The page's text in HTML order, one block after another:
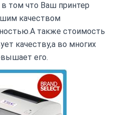
том что Ваш принтер
качеством
также стоимость
качеству,а во многих
его.